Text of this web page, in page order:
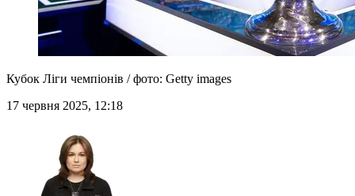
Кубок Ліги чемпіонів / фото: Getty images
17 червня 2025, 12:18